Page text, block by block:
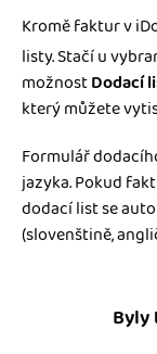
Kromě faktur v
listy. Stačí u
možnostDodací
který můžete
Formulář
jazyka. Pokud
dodací list se
(slovenštině,